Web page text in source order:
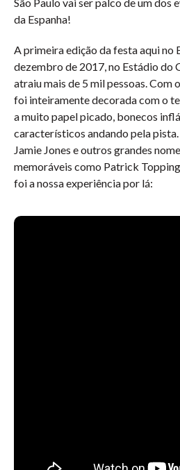
da Espanha!
A primeira edição da festa aqui no
dezembro de 2017, no Estádio do
atraiu mais de 5 mil pessoas. Com
foi inteiramente decorada com o
a muito papel picado, bonecos
característicos andando pela
Jamie Jones e outros grandes
memoráveis como Patrick
foi a nossa experiência por lá: